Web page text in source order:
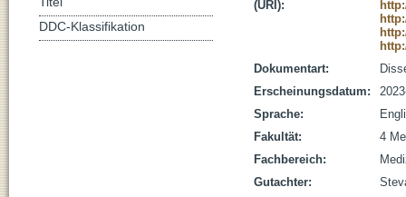
(URI):
Dokumentart:
Erscheinungsdatum:
Sprache:
Fakultät:
4
Fachbereich:
Gutachter:
DDC-Klassifikation